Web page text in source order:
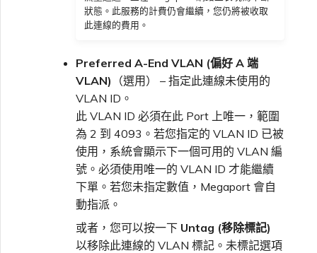
狀態。此服務的計費仍會繼續，您仍將被收取
此連線的費用。
Preferred A-End VLAN (偏好 A 端
VLAN) （選用） – 指定此連線未使用的
VLAN ID。
此 VLAN ID 必須在此 Port 上唯一，範圍
為 2 到 4093。若您指定的 VLAN ID 已被
使用，系統會顯示下一個可用的 VLAN 編
號。必須使用唯一的 VLAN ID 才能繼續
下單。若您未指定數值，Megaport 會自
動指派。
或者，您可以按一下 Untag (移除標記)
以移除此連線的 VLAN 標記。未標記選項